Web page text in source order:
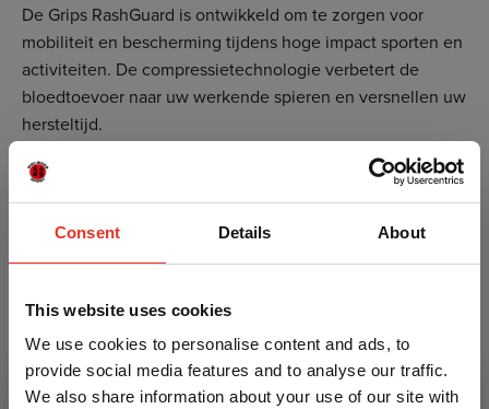
Consent Details About
This website uses cookies
We use cookies to personalise content and ads, to
provide social media features and to analyse our traffic.
We also share information about your use of our site with
De Grips RashGuard is ontwikkeld om te zorgen voor
mobiliteit en bescherming tijdens hoge impact sporten en
activiteiten. De compressietechnologie verbetert de
bloedtoevoer naar uw werkende spieren en versnellen uw
hersteltijd.
Nu de laatste maten met 30% korting!
Gemaakt met snel drogende actieve 4-way stretch
polyester spandex stof voor maximale flexibiliteit en
zijkanten en achterkant meshpanelen die zweet weg
rashguard.
Kenmerken